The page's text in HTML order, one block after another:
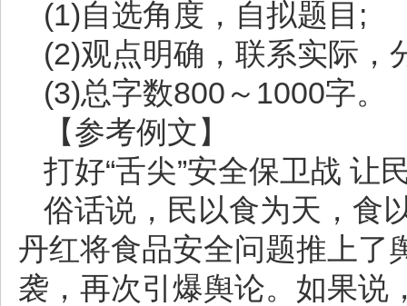
(1)自选角度，自拟题目;
(2)观点明确，联系实际，
(3)总字数800～1000字。
【参考例文】
打好“舌尖”安全保卫战 让
俗话说，民以食为天，食
丹红将食品安全问题推上了
袭，再次引爆舆论。如果说